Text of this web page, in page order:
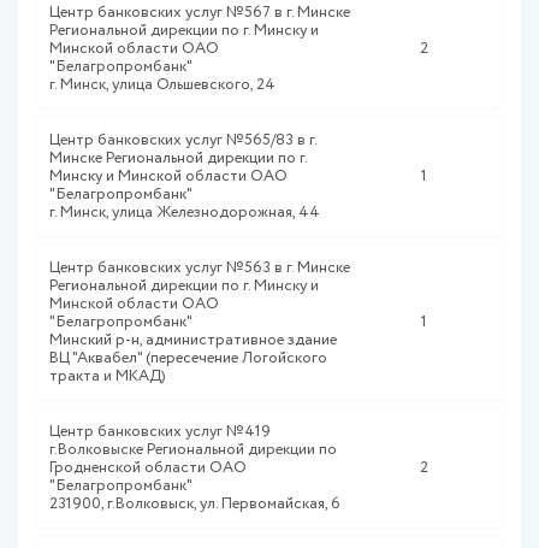
Центр банковских услуг №567 в г. Минске
Региональной дирекции по г. Минску и
Минской области ОАО
"Белагропромбанк"
г. Минск, улица Ольшевского, 24
2
Центр банковских услуг №565/83 в г.
Минске Региональной дирекции по г.
Минску и Минской области ОАО
"Белагропромбанк"
г. Минск, улица Железнодорожная, 44
1
Центр банковских услуг №563 в г. Минске
Региональной дирекции по г. Минску и
Минской области ОАО
"Белагропромбанк"
Минский р-н, административное здание
ВЦ "Аквабел" (пересечение Логойского
тракта и МКАД)
1
Центр банковских услуг №419
г.Волковыске Региональной дирекции по
Гродненской области ОАО
"Белагропромбанк"
231900, г.Волковыск, ул. Первомайская, 6
2